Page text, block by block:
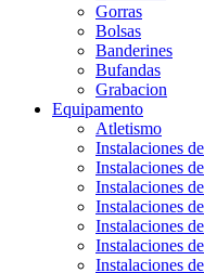
Gorras
Bolsas
Banderines
Bufandas
Grabacion
Equipamento
Atletismo
Instalaciones
Instalaciones
Instalaciones
Instalaciones
Instalaciones
Instalaciones
Instalaciones